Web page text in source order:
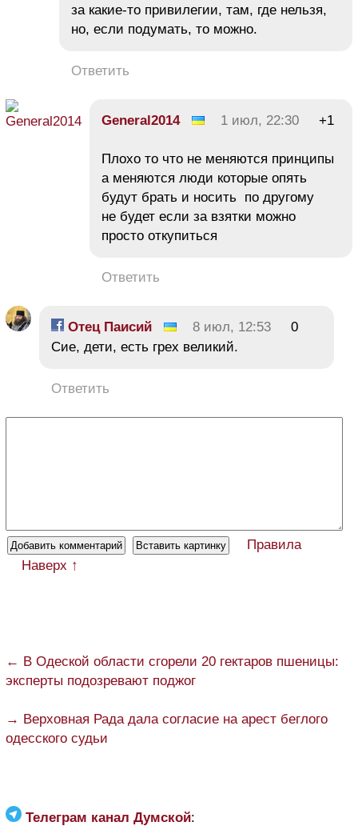
за какие-то привилегии, там, где нельзя,
но, если подумать, то можно.
Ответить
General2014 1 июл, 22:30 +1
Плохо то что не меняются принципы
а меняются люди которые опять
будут брать и носить по другому
не будет если за взятки можно
просто откупиться
Ответить
Отец Паисий 8 июл, 12:53
0
Сие, дети, есть грех великий.
Ответить
Правила
Наверх ↑
← В Одеской области сгорели 20 гектаров пшеницы:
эксперты подозревают поджог
→ Верховная Рада дала согласие на арест беглого
одесского судьи
Телеграм канал Думской: